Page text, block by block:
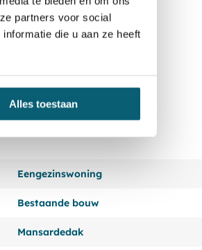
partners voor social
die u aan ze heeft
Alles toestaan
Eengezinswoning
Bestaande bouw
Mansardedak